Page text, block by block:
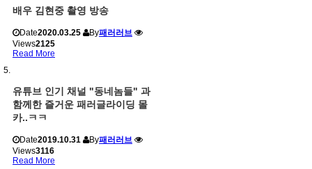
배우 김현중 촬영 방송
Date2020.03.25 By패러러브
Views2125
Read More
유튜브 인기 채널 "동네놈들" 과
함께한 즐거운 패러글라이딩 몰
카..ㅋㅋ
Date2019.10.31 By패러러브
Views3116
Read More